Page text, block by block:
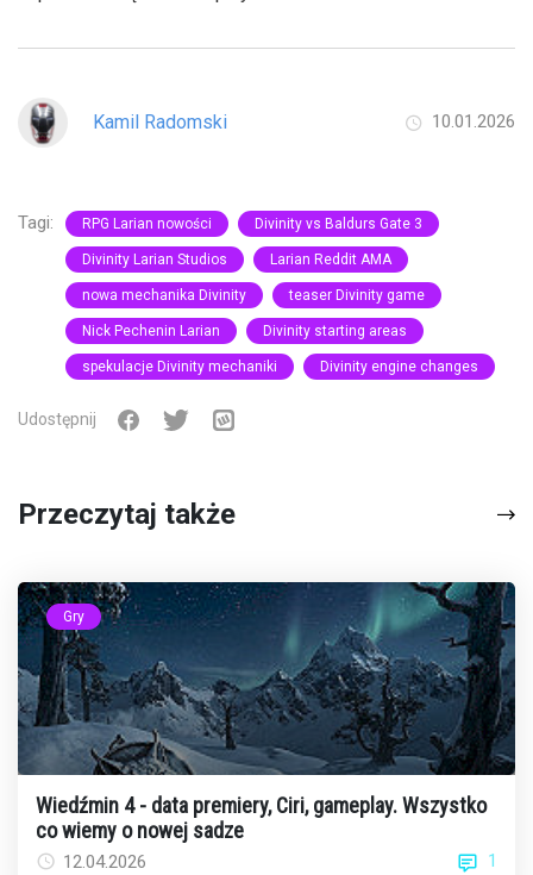
Kamil Radomski 10.01.2026
Tagi: RPG Larian nowości Divinity vs Baldurs Gate 3
Divinity Larian Studios Larian Reddit AMA
nowa mechanika Divinity teaser Divinity game
Nick Pechenin Larian Divinity starting areas
spekulacje Divinity mechaniki Divinity engine changes
Udostępnij
Przeczytaj także
Gry
Wiedźmin 4 - data premiery, Ciri, gameplay. Wszystko
co wiemy o nowej sadze
12.04.2026 1